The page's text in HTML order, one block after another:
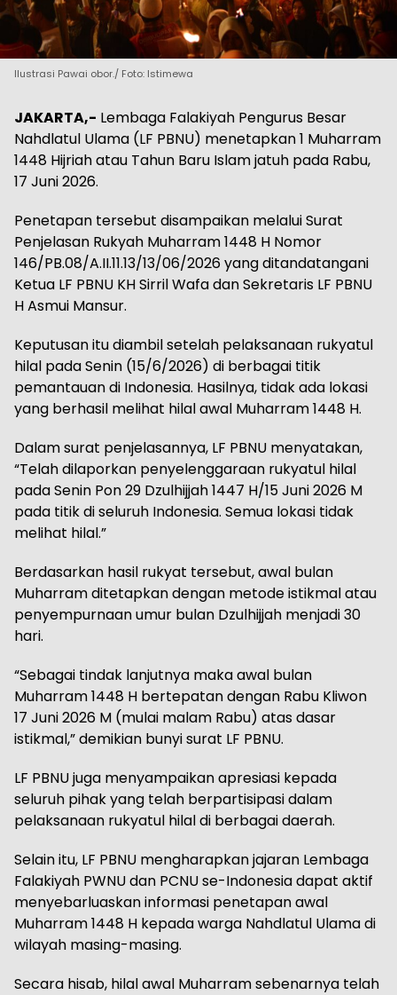
Ilustrasi Pawai obor./ Foto: Istimewa
JAKARTA,- Lembaga Falakiyah Pengurus Besar
Nahdlatul Ulama (LF PBNU) menetapkan 1 Muharram
1448 Hijriah atau Tahun Baru Islam jatuh pada Rabu,
17 Juni 2026.
Penetapan tersebut disampaikan melalui Surat
Penjelasan Rukyah Muharram 1448 H Nomor
146/PB.08/A.II.11.13/13/06/2026 yang ditandatangani
Ketua LF PBNU KH Sirril Wafa dan Sekretaris LF PBNU
H Asmui Mansur.
Keputusan itu diambil setelah pelaksanaan rukyatul
hilal pada Senin (15/6/2026) di berbagai titik
pemantauan di Indonesia. Hasilnya, tidak ada lokasi
yang berhasil melihat hilal awal Muharram 1448 H.
Dalam surat penjelasannya, LF PBNU menyatakan,
“Telah dilaporkan penyelenggaraan rukyatul hilal
pada Senin Pon 29 Dzulhijjah 1447 H/15 Juni 2026 M
pada titik di seluruh Indonesia. Semua lokasi tidak
melihat hilal.”
Berdasarkan hasil rukyat tersebut, awal bulan
Muharram ditetapkan dengan metode istikmal atau
penyempurnaan umur bulan Dzulhijjah menjadi 30
hari.
“Sebagai tindak lanjutnya maka awal bulan
Muharram 1448 H bertepatan dengan Rabu Kliwon
17 Juni 2026 M (mulai malam Rabu) atas dasar
istikmal,” demikian bunyi surat LF PBNU.
LF PBNU juga menyampaikan apresiasi kepada
seluruh pihak yang telah berpartisipasi dalam
pelaksanaan rukyatul hilal di berbagai daerah.
Selain itu, LF PBNU mengharapkan jajaran Lembaga
Falakiyah PWNU dan PCNU se-Indonesia dapat aktif
menyebarluaskan informasi penetapan awal
Muharram 1448 H kepada warga Nahdlatul Ulama di
wilayah masing-masing.
Secara hisab, hilal awal Muharram sebenarnya telah